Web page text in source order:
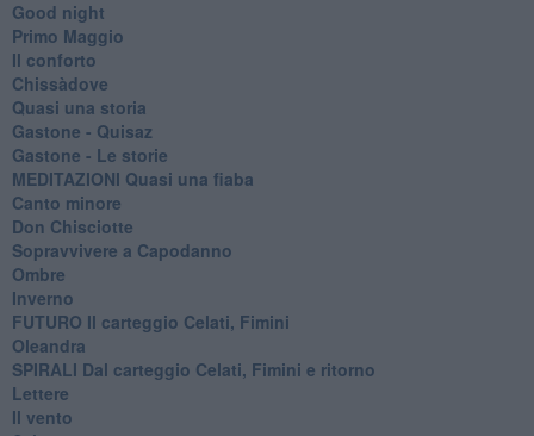
Good night
Primo Maggio
Il conforto
Chissàdove
Quasi una storia
Gastone - Quisaz
Gastone - Le storie
MEDITAZIONI Quasi una fiaba
Canto minore
Don Chisciotte
Sopravvivere a Capodanno
Ombre
Inverno
FUTURO Il carteggio Celati, Fimini
Oleandra
SPIRALI Dal carteggio Celati, Fimini e ritorno
Lettere
Il vento